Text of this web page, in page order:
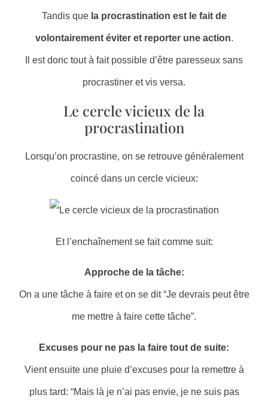
Tandis que la procrastination est le fait de
volontairement éviter et reporter une action.
Il est donc tout à fait possible d’être paresseux sans
procrastiner et vis versa.
Le cercle vicieux de la
procrastination
Lorsqu’on procrastine, on se retrouve généralement
coincé dans un cercle vicieux:
Et l’enchaînement se fait comme suit:
Approche de la tâche:
On a une tâche à faire et on se dit “Je devrais peut être
me mettre à faire cette tâche”.
Excuses pour ne pas la faire tout de suite:
Vient ensuite une pluie d’excuses pour la remettre à
plus tard: “Mais là je n’ai pas envie, je ne suis pas